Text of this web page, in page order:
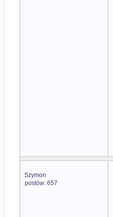
Szymon
postów: 657